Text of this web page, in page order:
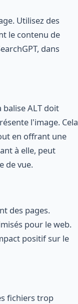
Utilisez des
le contenu de
dans
ALT doit
l'image. Cela
en offrant une
à elle, peut
de vue.
des pages.
pour le web.
positif sur le
fichiers trop